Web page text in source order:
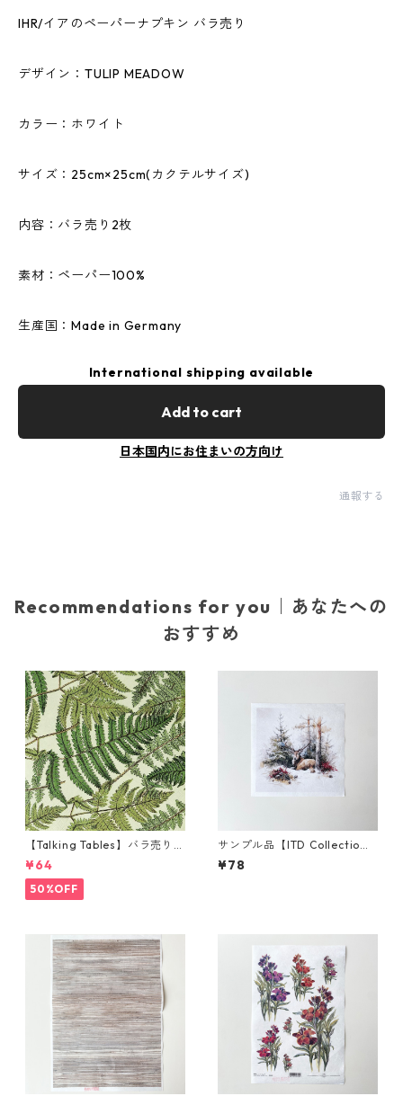
IHR/イアのペーパーナプキン バラ売り
デザイン：TULIP MEADOW
カラー：ホワイト
サイズ：25cm×25cm(カクテルサイズ)
内容：バラ売り2枚
素材：ペーパー100%
生産国：Made in Germany
International shipping available
Add to cart
日本国内にお住まいの方向け
通報する
Recommendations for you｜あなたへの
おすすめ
【Talking Tables】バラ売り1
枚 ランチサイズ ペーパーナプ
キン FERN グリーン
¥64
50%OFF
サンプル品【ITD Collectio
n】ミニサイズ ライスペーパー
RSM2953 デコパージュ
¥78